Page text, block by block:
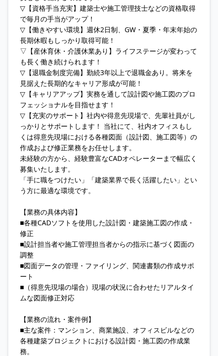
▽【資格手当充実】建築士や施工管理技士などの資格取得
で毎月の手当がアップ！
▽【働きやすい環境】週休2日制、GW・夏季・年末年始の
長期休暇もしっかり取得可能！
▽【産休育休・介護休業あり】ライフステージが変わって
も長く働き続けられます！
▽【退職金制度完備】勤続3年以上で退職金あり。将来を
見据えた長期的なキャリア形成が可能！
▽【キャリアアップ】実務を通して設計図や施工図のプロ
フェッショナルを目指せます！
▽【充実のサポート】社内や得意先現場で、先輩社員がし
っかりとサポートします！ 当社にて、社内オフィスもし
くは得意先現場における各種図面（設計図、施工図等）の
作成および修正業務をお任せします。
未経験の方から、経験豊富なCADオペレーターまで幅広く
募集いたします。
「手に職をつけたい」「建築業界で長く活躍したい」とい
う方に最適な環境です。
【業務の具体内容】
■各種CADソフトを使用した設計図・建築施工図の作成・
修正
■設計担当者や施工管理担当者からの指示に基づく図面の
調整
■図面データの管理・ファイリング、関連書類の作成サポ
ート
■（得意先現場の場合）現場の状況に合わせたリアルタイ
ムな図面修正対応
【業務の流れ・案件例】
■主な案件：マンション、商業施設、オフィスビルなどの
各種建築プロジェクトにおける設計図・施工図の作成業
務。